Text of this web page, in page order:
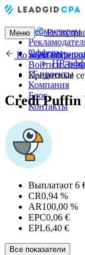
Вебмастерам
Офферы
HR-
IT-проекты
Компания
Блог
Контакты
Меню
Войти в
Ко всем
Кредитные
Credi Puffin
Выплатаот 6
CR0,94 %
AR100,00 %
EPC0,06 €
EPL6,40 €
Все показатели